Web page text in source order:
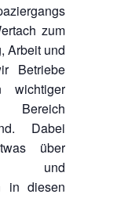
zum
Arbeit und
Betriebe
wichtiger
Bereich
Dabei
über
und
in diesen